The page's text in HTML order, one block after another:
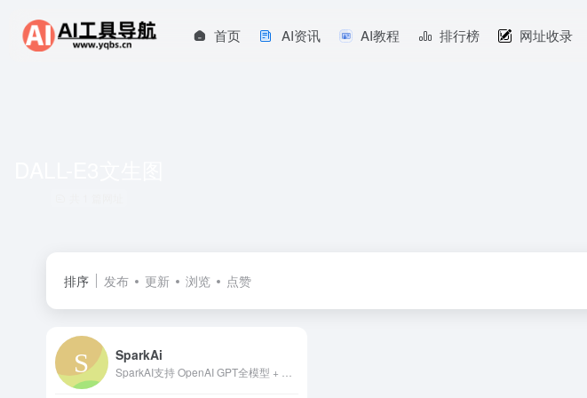
首页 AI资讯 AI教程 排行榜 网址收录
排序 发布 更新 浏览 点赞
SparkAi